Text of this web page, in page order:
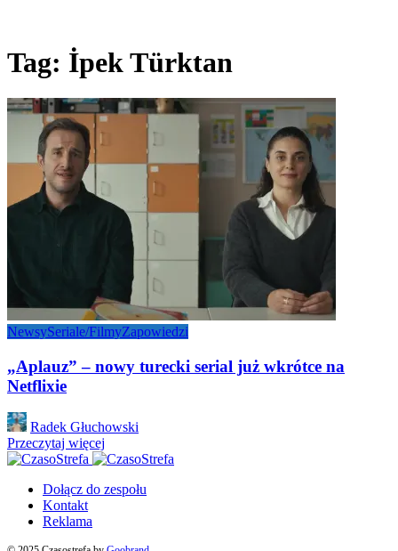
Tag: İpek Türktan
NewsySeriale/FilmyZapowiedzi
„Aplauz” – nowy turecki serial już wkrótce na
Netflixie
Posted
by
Radek Głuchowski
Przeczytaj więcej
Dołącz do zespołu
Kontakt
Reklama